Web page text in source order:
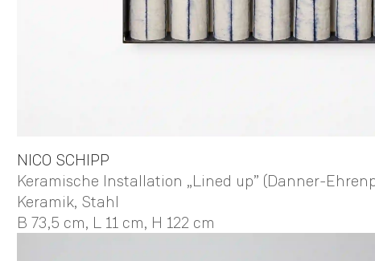
NICO SCHIPP
Keramische Installation „Lined up” (Danner-
Keramik, Stahl
B 73,5 cm, L 11 cm, H 122 cm